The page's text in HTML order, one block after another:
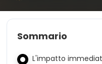
Sommario
L'impatto